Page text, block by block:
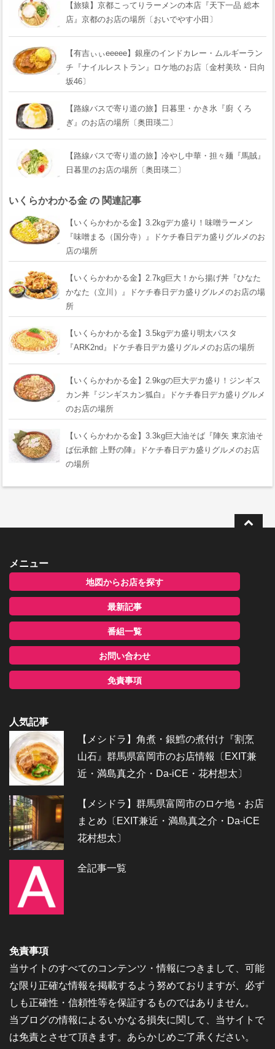
【旅猿】京都こってりラーメンの本店『天下一品 総本
店』京都のお店の場所〔おいでやす小田〕
【有吉ぃぃeeeee】銀座のインドカレー・ムルギーラン
チ『ナイルレストラン』ロケ地のお店〔金村美玖・日向
坂46〕
【路線バスで寄り道の旅】日暮里・かき氷『廚 くろ
ぎ』のお店の場所〔奥田瑛二〕
【路線バスで寄り道の旅】冷やし中華・担々麺『馬賊』
日暮里のお店の場所〔奥田瑛二〕
いくらかわかる金 の 関連記事
【いくらかわかる金】3.2kgデカ盛り！味噌ラーメン
『味噌まる（国分寺）』ドケチ春日デカ盛りグルメのお
店の場所
【いくらかわかる金】2.7kg巨大！から揚げ丼『ひなた
かなた（立川）』ドケチ春日デカ盛りグルメのお店の場
所
【いくらかわかる金】3.5kgデカ盛り明太パスタ
『ARK2nd』ドケチ春日デカ盛りグルメのお店の場所
【いくらかわかる金】2.9kgの巨大デカ盛り！ジンギス
カン丼『ジンギスカン狐白』ドケチ春日デカ盛りグルメ
のお店の場所
【いくらかわかる金】3.3kg巨大油そば『陣矢 東京油そ
ば伝承館 上野の陣』ドケチ春日デカ盛りグルメのお店
の場所
メニュー
地図からお店を探す
最新記事
番組一覧
お問い合わせ
免責事項
人気記事
【メシドラ】角煮・銀鱈の煮付け『割烹
山石』群馬県富岡市のお店情報〔EXIT兼
近・満島真之介・Da-iCE・花村想太〕
【メシドラ】群馬県富岡市のロケ地・お店
まとめ〔EXIT兼近・満島真之介・Da-iCE
花村想太〕
全記事一覧
免責事項
当サイトのすべてのコンテンツ・情報につきまして、可能
な限り正確な情報を掲載するよう努めておりますが、必ず
しも正確性・信頼性等を保証するものではありません。
当ブログの情報によるいかなる損失に関して、当サイトで
は免責とさせて頂きます。あらかじめご了承ください。